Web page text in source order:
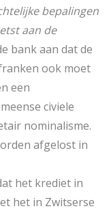
bepalingen
aan de
bank aan dat de
ook moet
een
civiele
nominalisme.
afgelost in
het krediet in
het in Zwitserse